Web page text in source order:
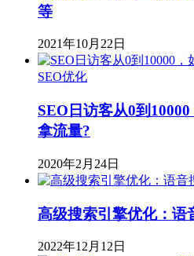
等
2021年10月22日
SEO优化
SEO日访客从0到
拿流量?
2020年2月24日
高级搜索引擎优化：语
2022年12月12日